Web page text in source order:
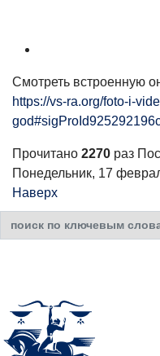
Смотреть встроенную
https://vs-ra.org/foto-i-
Прочитано 2270 раз
Понедельник, 17
Наверх